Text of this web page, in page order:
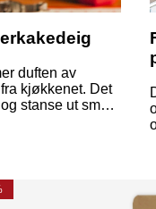
duften av
kjøkkenet. Det
stanse ut små